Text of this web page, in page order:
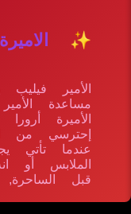
✨
الأمير فيليب
مساعدة
الأميرة
إحترسي من
عندما تأتي
الملابس أو
قبل